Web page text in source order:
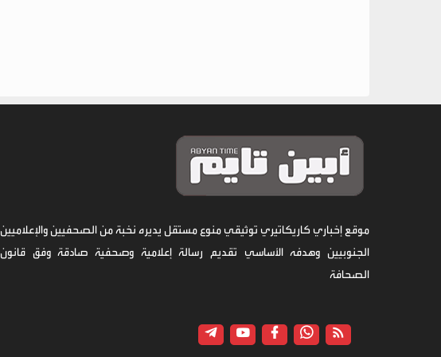
موقع إخباري كاريكاتيري توثيقي منوع مستقل يديره نخبة من الصحفيين والإعلاميين
الجنوبيين وهدفه الأساسي تقديم رسالة إعلامية وصحفية صادقة وفق قانون
الصحافة